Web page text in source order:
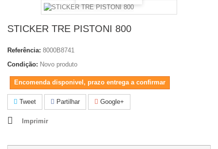
STICKER TRE PISTONI 800
Referência: 8000B8741
Condição: Novo produto
Encomenda disponivel, prazo entrega a confirmar
Tweet Partilhar Google+
Imprimir